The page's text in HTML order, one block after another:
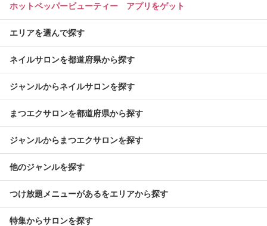
ホットペッパービューティー アプリをゲット
エリアを選んで探す
ネイルサロンを都道府県から探す
ジャンルからネイルサロンを探す
まつエクサロンを都道府県から探す
ジャンルからまつエクサロンを探す
他のジャンルを探す
つけ放題メニューがあるをエリアから探す
特集からサロンを探す